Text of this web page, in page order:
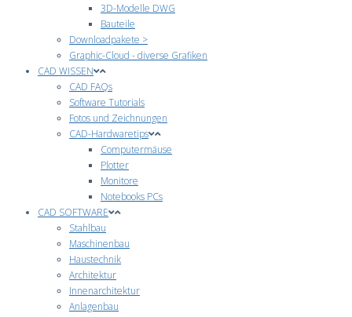
3D-Modelle DWG
Bauteile
Downloadpakete >
Graphic-Cloud - diverse Grafiken
CAD WISSEN
CAD FAQs
Software Tutorials
Fotos und Zeichnungen
CAD-Hardwaretips
Computermäuse
Plotter
Monitore
Notebooks PCs
CAD SOFTWARE
Stahlbau
Maschinenbau
Haustechnik
Architektur
Innenarchitektur
Anlagenbau